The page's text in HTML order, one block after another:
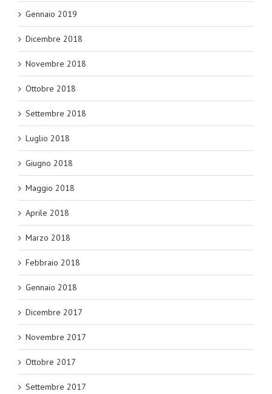
Gennaio 2019
Dicembre 2018
Novembre 2018
Ottobre 2018
Settembre 2018
Luglio 2018
Giugno 2018
Maggio 2018
Aprile 2018
Marzo 2018
Febbraio 2018
Gennaio 2018
Dicembre 2017
Novembre 2017
Ottobre 2017
Settembre 2017